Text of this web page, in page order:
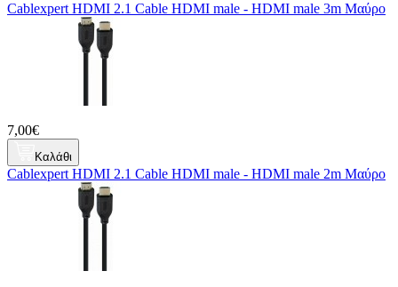
Cablexpert HDMI 2.1 Cable HDMI male - HDMI male 3m Μαύρο
7,00€
Καλάθι
Cablexpert HDMI 2.1 Cable HDMI male - HDMI male 2m Μαύρο